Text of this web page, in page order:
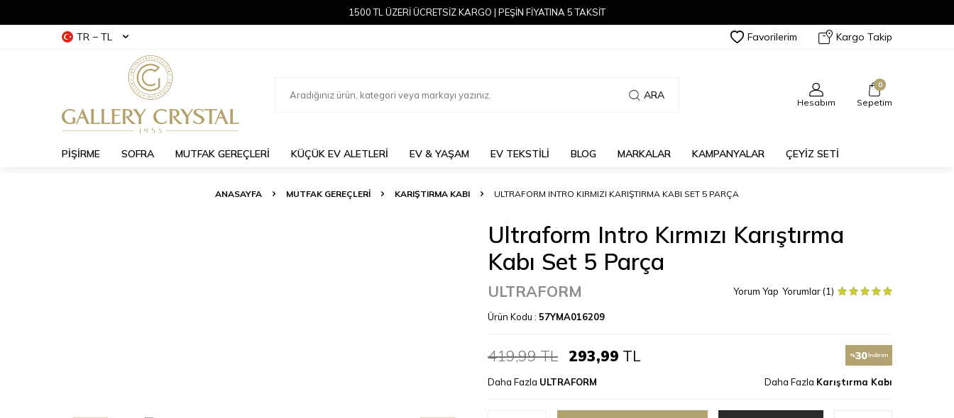
1500 TL ÜZERİ ÜCRETSİZ KARGO | PEŞİN FİYATINA 5 TAKSİT
TR − TL Favorilerim Kargo Takip
ARA
Hesabım
0
Sepetim
PİŞİRME SOFRA MUTFAK GEREÇLERİ KÜÇÜK EV ALETLERİ EV & YAŞAM EV TEKSTİLİ BLOG MARKALAR KAMPANYALAR ÇEYİZ SETİ
ANASAYFA MUTFAK GEREÇLERİ KARIŞTIRMA KABI ULTRAFORM INTRO KIRMIZI KARIŞTIRMA KABI SET 5 PARÇA
Ultraform Intro Kırmızı Karıştırma
Kabı Set 5 Parça
ULTRAFORM Yorum Yap Yorumlar (1)
Ürün Kodu : 57YMA016209
419,99TL 293,99 TL %30İndirim
Daha Fazla ULTRAFORM Daha Fazla Karıştırma Kabı